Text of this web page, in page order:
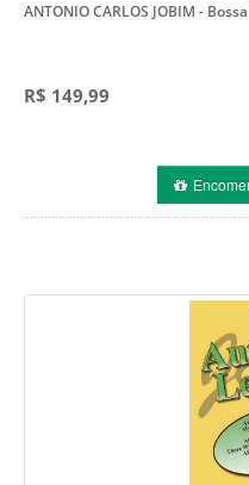
ANTONIO CARLOS JOBIM -
R$ 149,99